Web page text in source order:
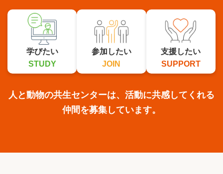
学びたい
STUDY
参加したい
JOIN
支援したい
SUPPORT
人と動物の共生センターは、活動に共感してくれる
仲間を募集しています。